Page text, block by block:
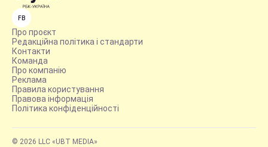
FB
Про проєкт
Редакційна політика і стандарти
Контакти
Команда
Про компанію
Реклама
Правила користування
Правова інформація
Політика конфіденційності
© 2026 LLC «UBT MEDIA»